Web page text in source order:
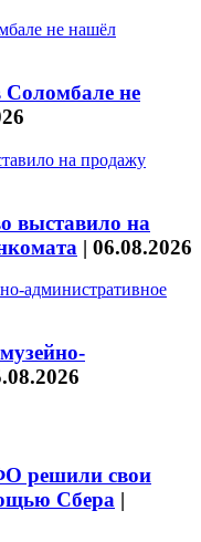
не
выставило на
| 06.08.2026
решили свои
Сбера |